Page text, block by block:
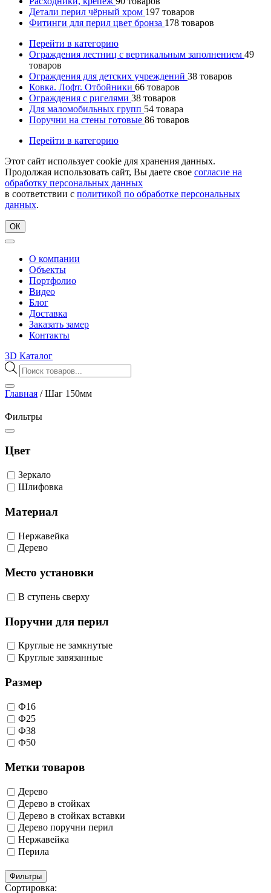
Детали перил чёрный хром 197 товаров
Фитинги для перил цвет бронза 178 товаров
Перейти в категорию
Ограждения лестниц с вертикальным заполнением 49
товаров
Ограждения для детских учреждений 38 товаров
Ковка. Лофт. Отбойники 66 товаров
Ограждения с ригелями 38 товаров
Для маломобильных групп 54 товара
Поручни на стены готовые 86 товаров
Перейти в категорию
Этот сайт использует cookie для хранения данных.
Продолжая использовать сайт, Вы даете свое согласие на
обработку персональных данных
в соответствии с политикой по обработке персональных
данных.
ОК
О компании
Объекты
Портфолио
Видео
Блог
Доставка
Заказать замер
Контакты
3D Каталог
Поиск
товаров
Главная /Шаг 150мм
Фильтры
Цвет
Зеркало
Шлифовка
Материал
Нержавейка
Дерево
Место установки
В ступень сверху
Поручни для перил
Круглые не замкнутые
Круглые завязанные
Размер
Ф16
Ф25
Ф38
Ф50
Метки товаров
Дерево
Дерево в стойках
Дерево в стойках вставки
Дерево поручни перил
Нержавейка
Перила
Фильтры
Сортировка: